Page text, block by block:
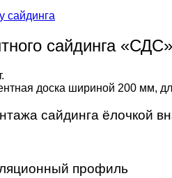
сайдинга
сайдинга «СДС»
доска шириной 200 мм,
сайдинга ёлочкой
профиль